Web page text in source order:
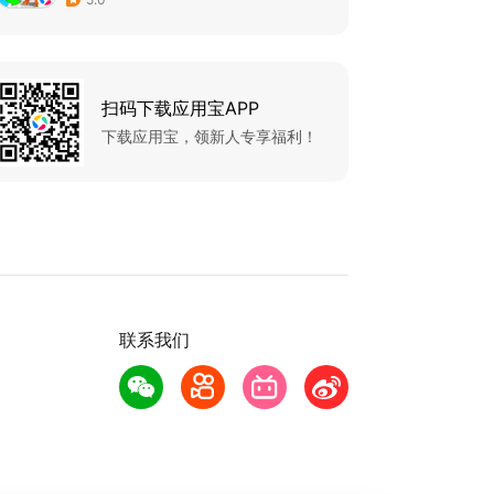
扫码下载应用宝APP
下载应用宝，领新人专享福利！
联系我们